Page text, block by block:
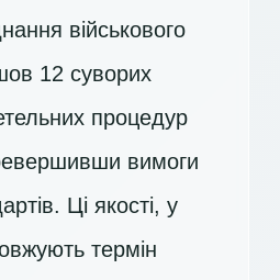
військового
12 суворих
процедур
вимоги
Ці якості, у
термін